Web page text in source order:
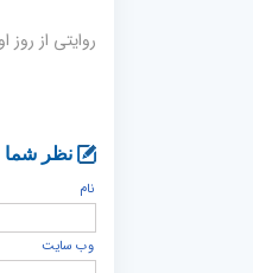
روایتی از
نظر شما
نام
وب سایت